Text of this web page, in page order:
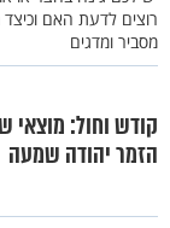
רוצים לדעת האם וכיצד
מסביר ומדגים
קודש וחול:
הזמר יהודה שמעה